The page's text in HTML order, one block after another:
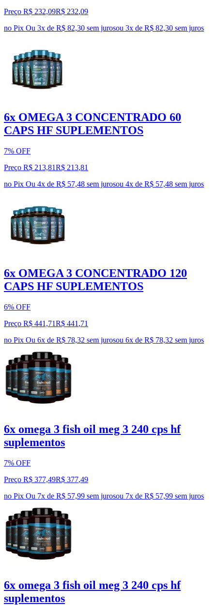
Preço R$ 232,09R$ 232,09
no Pix Ou 3x de R$ 82,30 sem jurosou 3x de R$ 82,30 sem juros
6x OMEGA 3 CONCENTRADO 60
CAPS HF SUPLEMENTOS
7% OFF
Preço R$ 213,81R$ 213,81
no Pix Ou 4x de R$ 57,48 sem jurosou 4x de R$ 57,48 sem juros
6x OMEGA 3 CONCENTRADO 120
CAPS HF SUPLEMENTOS
6% OFF
Preço R$ 441,71R$ 441 ,71
no Pix Ou 6x de R$ 78,32 sem jurosou 6x de R$ 78,32 sem juros
6x omega 3 fish oil meg 3 240 cps hf
suplementos
7% OFF
Preço R$ 377,49R$ 377,49
no Pix Ou 7x de R$ 57,99 sem jurosou 7x de R$ 57,99 sem juros
6x omega 3 fish oil meg 3 240 cps hf
suplementos